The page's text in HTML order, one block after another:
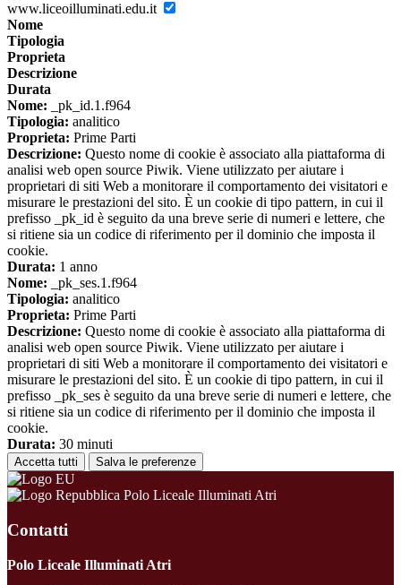
www.liceoilluminati.edu.it
Nome
Tipologia
Proprieta
Descrizione
Durata
Nome: _pk_id.1.f964
Tipologia: analitico
Proprieta: Prime Parti
Descrizione: Questo nome di cookie è associato alla piattaforma di
analisi web open source Piwik. Viene utilizzato per aiutare i
proprietari di siti Web a monitorare il comportamento dei visitatori e
misurare le prestazioni del sito. È un cookie di tipo pattern, in cui il
prefisso _pk_id è seguito da una breve serie di numeri e lettere, che
si ritiene sia un codice di riferimento per il dominio che imposta il
cookie.
Durata: 1 anno
Nome: _pk_ses.1.f964
Tipologia: analitico
Proprieta: Prime Parti
Descrizione: Questo nome di cookie è associato alla piattaforma di
analisi web open source Piwik. Viene utilizzato per aiutare i
proprietari di siti Web a monitorare il comportamento dei visitatori e
misurare le prestazioni del sito. È un cookie di tipo pattern, in cui il
prefisso _pk_ses è seguito da una breve serie di numeri e lettere, che
si ritiene sia un codice di riferimento per il dominio che imposta il
cookie.
Durata: 30 minuti
Accetta tutti Salva le preferenze
Polo Liceale Illuminati Atri
Contatti
Polo Liceale Illuminati Atri